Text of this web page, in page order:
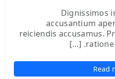
Dignissimos
accusantium
reiciendis accusamus.
ratione
Read